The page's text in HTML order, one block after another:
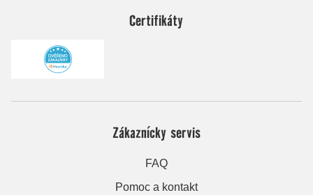
Certifikáty
Zákaznícky servis
FAQ
Pomoc a kontakt